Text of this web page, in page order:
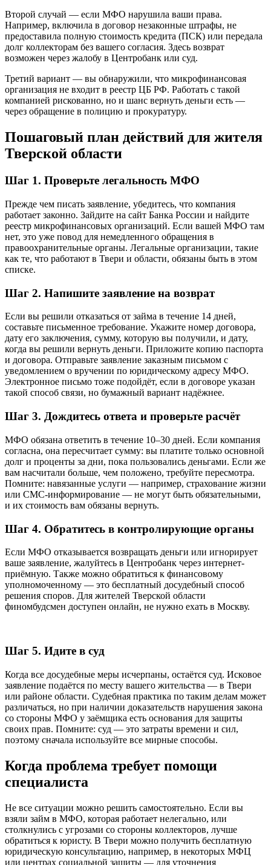
Второй случай — если МФО нарушила ваши права.
Например, включила в договор незаконные штрафы, не
предоставила полную стоимость кредита (ПСК) или передала
долг коллекторам без вашего согласия. Здесь возврат
возможен через жалобу в Центробанк или суд.
Третий вариант — вы обнаружили, что микрофинансовая
организация не входит в реестр ЦБ РФ. Работать с такой
компанией рискованно, но и шанс вернуть деньги есть —
через обращение в полицию и прокуратуру.
Пошаговый план действий для жителя
Тверской области
Шаг 1. Проверьте легальность МФО
Прежде чем писать заявление, убедитесь, что компания
работает законно. Зайдите на сайт Банка России и найдите
реестр микрофинансовых организаций. Если вашей МФО там
нет, это уже повод для немедленного обращения в
правоохранительные органы. Легальные организации, такие
как те, что работают в Твери и области, обязаны быть в этом
списке.
Шаг 2. Напишите заявление на возврат
Если вы решили отказаться от займа в течение 14 дней,
составьте письменное требование. Укажите номер договора,
дату его заключения, сумму, которую вы получили, и дату,
когда вы решили вернуть деньги. Приложите копию паспорта
и договора. Отправьте заявление заказным письмом с
уведомлением о вручении по юридическому адресу МФО.
Электронное письмо тоже подойдёт, если в договоре указан
такой способ связи, но бумажный вариант надёжнее.
Шаг 3. Дождитесь ответа и проверьте расчёт
МФО обязана ответить в течение 10–30 дней. Если компания
согласна, она пересчитает сумму: вы платите только основной
долг и проценты за дни, пока пользовались деньгами. Если же
вам насчитали больше, чем положено, требуйте пересмотра.
Помните: навязанные услуги — например, страхование жизни
или СМС-информирование — не могут быть обязательными,
и их стоимость вам обязаны вернуть.
Шаг 4. Обратитесь в контролирующие органы
Если МФО отказывается возвращать деньги или игнорирует
ваше заявление, жалуйтесь в Центробанк через интернет-
приёмную. Также можно обратиться к финансовому
уполномоченному — это бесплатный досудебный способ
решения споров. Для жителей Тверской области
финомбудсмен доступен онлайн, не нужно ехать в Москву.
Шаг 5. Идите в суд
Когда все досудебные меры исчерпаны, остаётся суд. Исковое
заявление подаётся по месту вашего жительства — в Твери
или районе области. Судебная практика по таким делам может
различаться, но при наличии доказательств нарушения закона
со стороны МФО у заёмщика есть основания для защиты
своих прав. Помните: суд — это затраты времени и сил,
поэтому сначала используйте все мирные способы.
Когда проблема требует помощи
специалиста
Не все ситуации можно решить самостоятельно. Если вы
взяли займ в МФО, которая работает нелегально, или
столкнулись с угрозами со стороны коллекторов, лучше
обратиться к юристу. В Твери можно получить бесплатную
юридическую консультацию, например, в некоторых МФЦ
или центрах социальной защиты — для уточнения